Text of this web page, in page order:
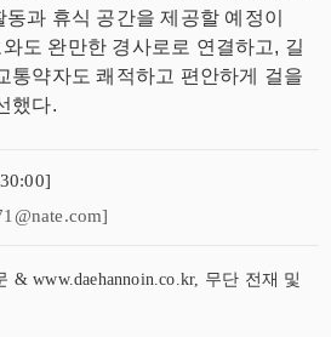
과 휴식 공간을 제공할 예정이
도 완만한 경사로로 연결하고, 길
통약자도 쾌적하고 편안하게 걸을
했다.
www.daehannoin.co.kr, 무단 전재 및